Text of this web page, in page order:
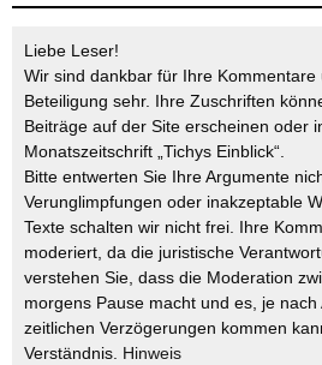
Liebe Leser!
Wir sind dankbar für Ihre
Beteiligung sehr. Ihre Zuschriften
Beiträge auf der Site erscheinen oder
Monatszeitschrift „Tichys Einblick“.
Bitte entwerten Sie Ihre Argumente
Verunglimpfungen oder inakzeptable
Texte schalten wir nicht frei. Ihre
moderiert, da die juristische
verstehen Sie, dass die Moderation
morgens Pause macht und es, je nach
zeitlichen Verzögerungen kommen
Verständnis. Hinweis